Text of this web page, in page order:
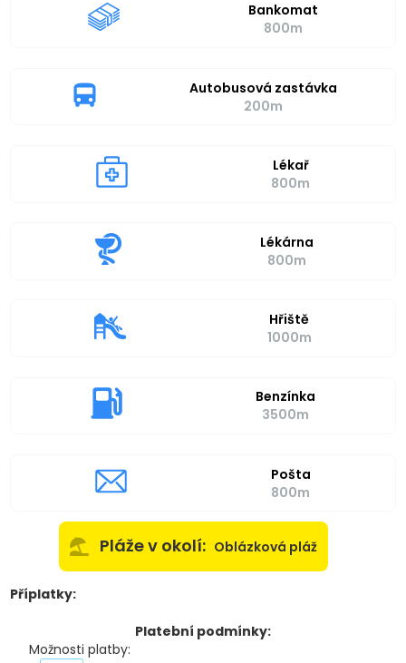
Bankomat
800m
Autobusová zastávka
200m
Lékař
800m
Lékárna
800m
Hřiště
1000m
Benzínka
3500m
Pošta
800m
Pláže v okolí: Oblázková pláž
Příplatky:
Platební podmínky:
Možnosti platby: